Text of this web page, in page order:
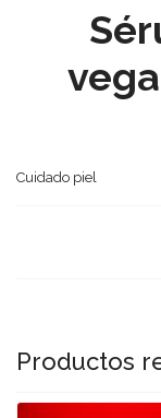
Cuidado piel
Productos